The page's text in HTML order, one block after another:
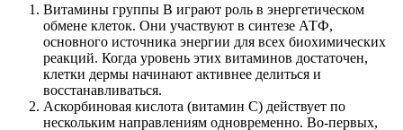
Витамины группы B играют роль в энергетическом
обмене клеток. Они участвуют в синтезе АТФ,
основного источника энергии для всех биохимических
реакций. Когда уровень этих витаминов достаточен,
клетки дермы начинают активнее делиться и
восстанавливаться.
Аскорбиновая кислота (витамин C) действует по
нескольким направлениям одновременно. Во-первых,